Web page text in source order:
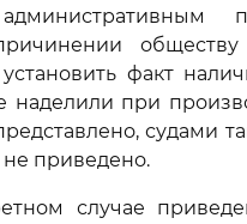
факт
наделили при
судами
не приведено.
случае